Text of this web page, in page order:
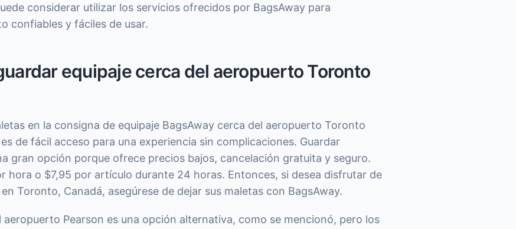
considerar utilizar los servicios ofrecidos por BagsAway para
confiables y fáciles de usar.
equipaje cerca del aeropuerto Toronto
en la consigna de equipaje BagsAway cerca del aeropuerto Toronto
de fácil acceso para una experiencia sin complicaciones. Guardar
gran opción porque ofrece precios bajos, cancelación gratuita y seguro.
hora o $7,95 por artículo durante 24 horas. Entonces, si desea disfrutar de
Toronto, Canadá, asegúrese de dejar sus maletas con BagsAway.
aeropuerto Pearson es una opción alternativa, como se mencionó, pero los